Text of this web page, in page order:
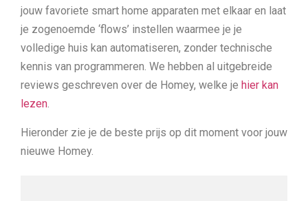
jouw favoriete smart home apparaten met elkaar en laat
je zogenoemde ‘flows’ instellen waarmee je je
volledige huis kan automatiseren, zonder technische
kennis van programmeren. We hebben al uitgebreide
reviews geschreven over de Homey, welke je hier kan
lezen.
Hieronder zie je de beste prijs op dit moment voor jouw
nieuwe Homey.